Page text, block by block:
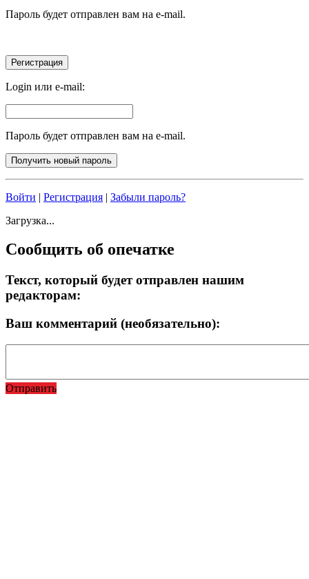
Пароль будет отправлен вам на e-mail.
Login или e-mail:
Пароль будет отправлен вам на e-mail.
Войти | Регистрация | Забыли пароль?
Загрузка...
Сообщить об опечатке
Текст, который будет отправлен нашим
редакторам:
Ваш комментарий (необязательно):
Отправить